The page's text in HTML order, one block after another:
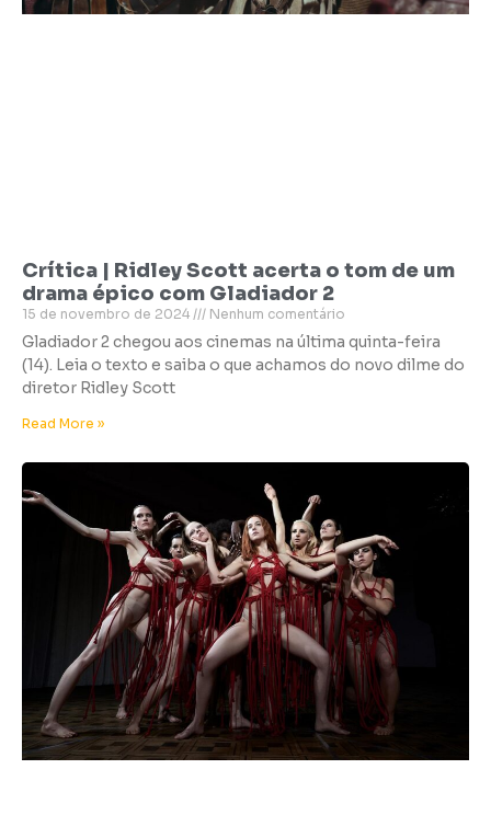
Crítica | Ridley Scott acerta o tom de um
drama épico com Gladiador 2
15 de novembro de 2024 Nenhum comentário
Gladiador 2 chegou aos cinemas na última quinta-feira
(14). Leia o texto e saiba o que achamos do novo dilme do
diretor Ridley Scott
Read More »